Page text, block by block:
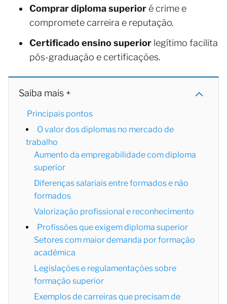
Comprar diploma superior é crime e
compromete carreira e reputação.
Certificado ensino superior legítimo facilita
pós-graduação e certificações.
Saiba mais +
Principais pontos
O valor dos diplomas no mercado de
trabalho
Aumento da empregabilidade com diploma
superior
Diferenças salariais entre formados e não
formados
Valorização profissional e reconhecimento
Profissões que exigem diploma superior
Setores com maior demanda por formação
acadêmica
Legislações e regulamentações sobre
formação superior
Exemplos de carreiras que precisam de